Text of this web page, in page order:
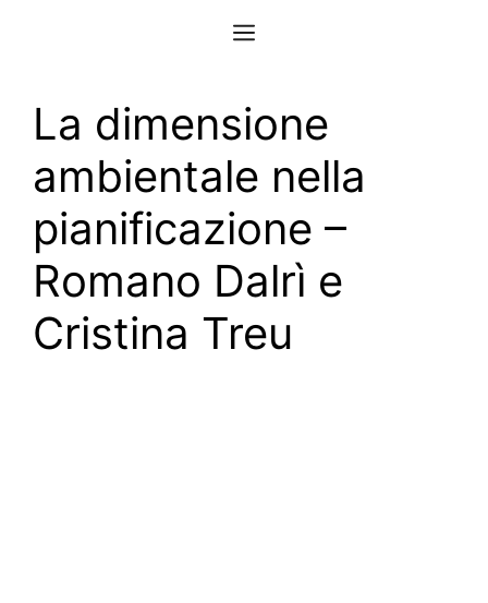
Menu
La dimensione
ambientale nella
pianificazione –
Romano Dalrì e
Cristina Treu